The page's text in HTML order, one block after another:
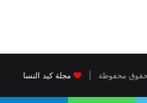
مجلة كيد النسا